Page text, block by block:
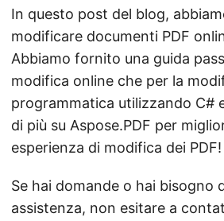
In questo post del blog,
modificare documenti PDF
Abbiamo fornito una guida
modifica online che per la
programmatica utilizzando C#
di più su Aspose.PDF per
esperienza di modifica dei PDF!
Se hai domande o hai bisogno
assistenza, non esitare a